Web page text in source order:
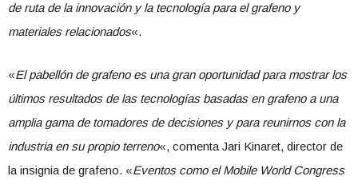
de ruta de la innovación y la tecnología para el grafeno y
materiales relacionados«.
«El pabellón de grafeno es una gran oportunidad para mostrar los
últimos resultados de las tecnologías basadas en grafeno a una
amplia gama de tomadores de decisiones y para reunirnos con la
industria en su propio terreno«, comenta Jari Kinaret, director de
la insignia de grafeno. «Eventos como el Mobile World Congress